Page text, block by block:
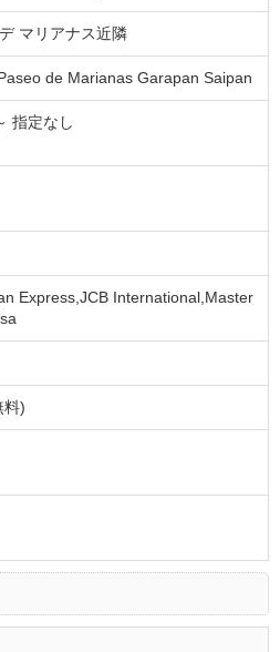
マリアナス近隣
de Marianas Garapan Saipan
指定なし
Express,JCB International,Master
料)